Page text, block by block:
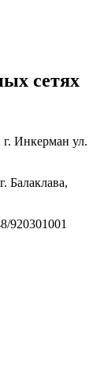
сетях
г. Инкерман ул.
Балаклава,
920301001